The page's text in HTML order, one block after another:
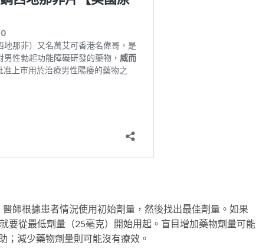
師根據患者情況使用初始劑量，然後找出最佳劑量。如果
要從最低劑量（25毫克）開始用起。盲目增加藥物劑量可能
；減少藥物劑量則可能沒有療效。